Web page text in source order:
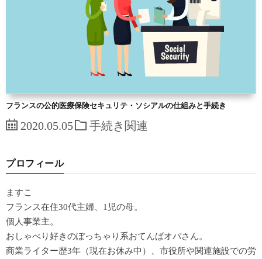
フランスの公的医療保険セキュリテ・ソシアルの仕組みと手続き
2020.05.05 手続き関連
プロフィール
ますこ
フランス在住30代主婦、1児の母。
個人事業主。
おしゃべり好きのぽっちゃり系おてんばオバさん。
商業ライター歴3年（現在お休み中）、市役所や関連施設での労